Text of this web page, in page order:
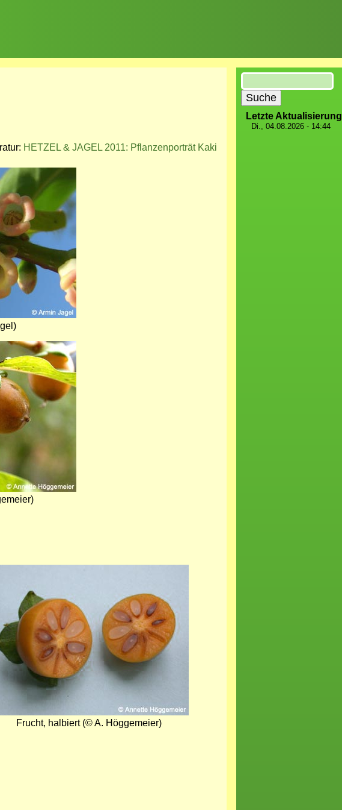
HETZEL & JAGEL 2011: Pflanzenporträt Kaki
Frucht, halbiert (© A. Höggemeier)
Suche
Letzte Aktualisierung
Di., 04.08.2026 - 14:44